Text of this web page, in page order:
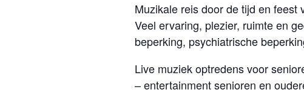
Muzikale reis door de tijd en feest
Veel ervaring, plezier, ruimte en
beperking, psychiatrische
Live muziek optredens voor
– entertainment senioren en